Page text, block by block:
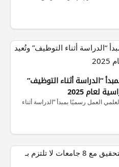
“الدراسة أثناء التوظيف”
لعام 2025
العمل رسميًا بمبدأ “الدراسة أثناء